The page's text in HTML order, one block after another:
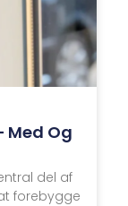
Med Og
del af
forebygge